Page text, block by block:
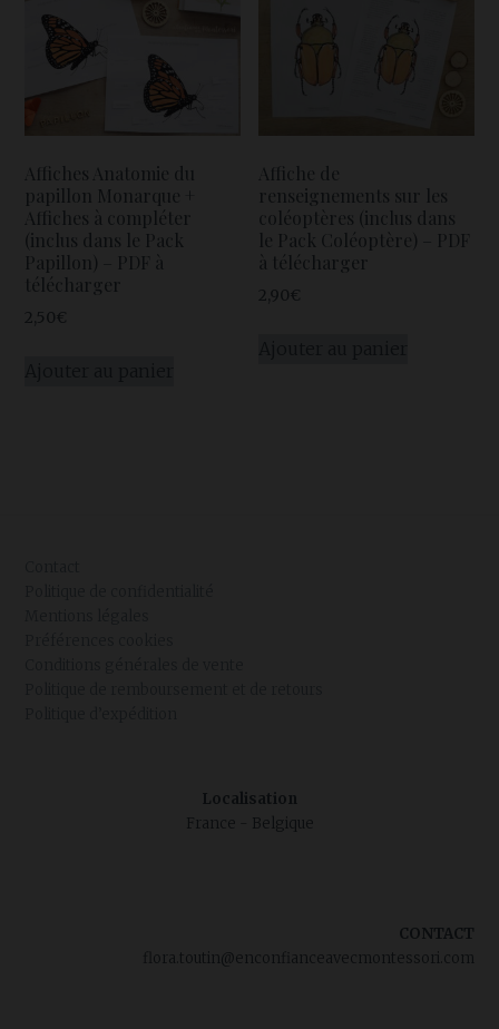
Affiches Anatomie du
papillon Monarque +
Affiches à compléter
(inclus dans le Pack
Papillon) – PDF à
télécharger
2,50€
Affiche de
renseignements sur les
coléoptères (inclus dans
le Pack Coléoptère) – PDF
à télécharger
2,90€
Localisation
France - Belgique
CONTACT
flora.toutin@enconfianceavecmontessori.com